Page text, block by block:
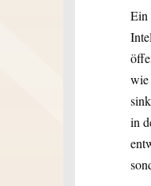
Ein
wie
in